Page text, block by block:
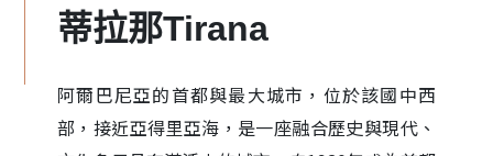
蒂拉那Tirana
阿爾巴尼亞的首都與最大城市，位於該國中西
部，接近亞得里亞海，是一座融合歷史與現代、